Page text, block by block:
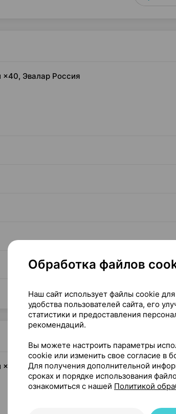
Эвалар Россия
Читать полностью
×40, Эвалар Россия
Обработка файлов
Наш сайт использует файлы cookie
удобства пользователей сайта, его
статистики и предоставления
рекомендаций.
Вы можете настроить параметры
cookie или изменить свое согласие в
Для получения дополнительной
сроках и порядке использования
ознакомиться с нашей Политикой